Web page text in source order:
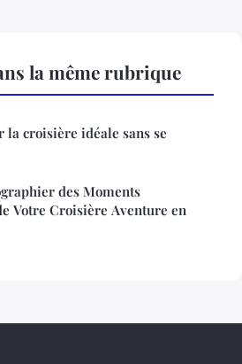
la même rubrique
la croisière idéale sans se
des Moments
Votre Croisière Aventure en